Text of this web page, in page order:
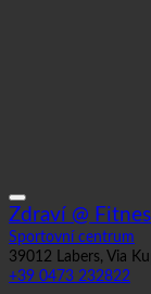
Zdraví @
Sportovní centrum
39012 Labers, Via
+39 0473 232822